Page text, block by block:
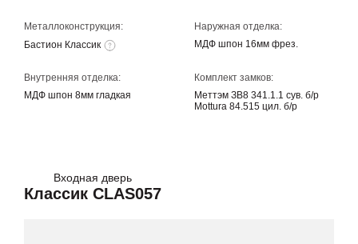
Металлоконструкция:
Бастион Классик
Наружная отделка:
МДФ шпон 16мм фрез.
Внутренняя отделка:
МДФ шпон 8мм гладкая
Комплект замков:
Меттэм ЗВ8 341.1.1 сув. б/р
Mottura 84.515 цил. б/р
Входная дверь
Классик CLAS057